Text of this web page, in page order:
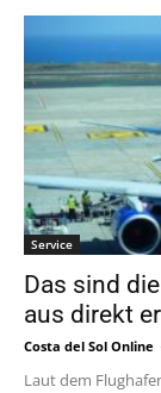
Service
Das sind
aus direkt
Costa del Sol Online
Laut dem